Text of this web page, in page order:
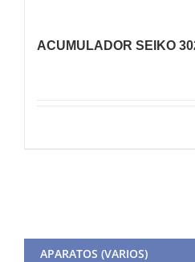
ACUMULADOR SEIKO
APARATOS (VARIOS)